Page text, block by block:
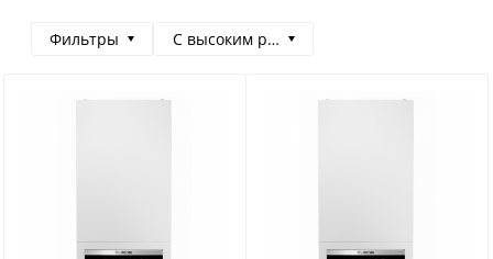
Фильтры С высоким рейтингом